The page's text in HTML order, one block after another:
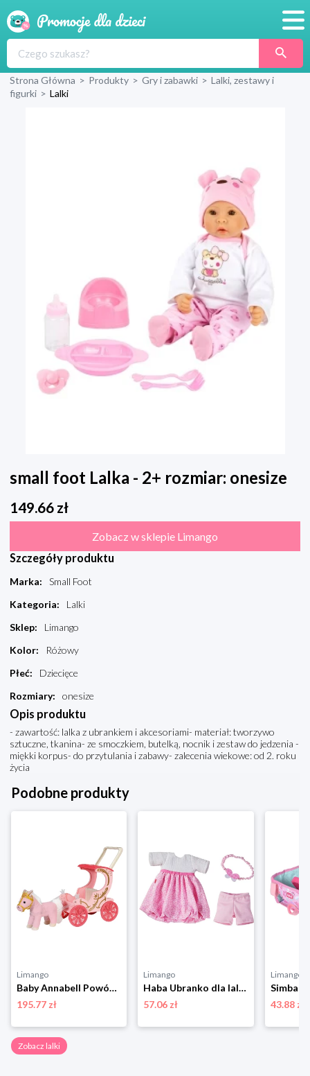
Produkty
Strona Główna > Produkty > Gry i zabawki > Lalki, zestawy i
figurki > Lalki
small foot Lalka - 2+ rozmiar: onesize
149.66 zł
Zobacz w sklepie Limango
Szczegóły produktu
Marka:
Small Foot
Kategoria:
Lalki
Sklep:
Limango
Kolor:
Różowy
Płeć:
Dziecięce
Rozmiary: onesize
Opis produktu
- zawartość: lalka z ubrankiem i akcesoriami- materiał: tworzywo
sztuczne, tkanina- ze smoczkiem, butelką, nocnik i zestaw do jedzenia -
miękki korpus- do przytulania i zabawy- zalecenia wiekowe: od 2. roku
życia
Podobne produkty
Limango
Baby Annabell Powóz "Baby Annabell - Little Sweet" dla lalek - 3+ rozmiar: onesize
195.77 zł
Limango
Haba Ubranko dla lalek - 18 m+ rozmiar: onesize
57.06 zł
Limango
43.88 zł
Zobacz lalki